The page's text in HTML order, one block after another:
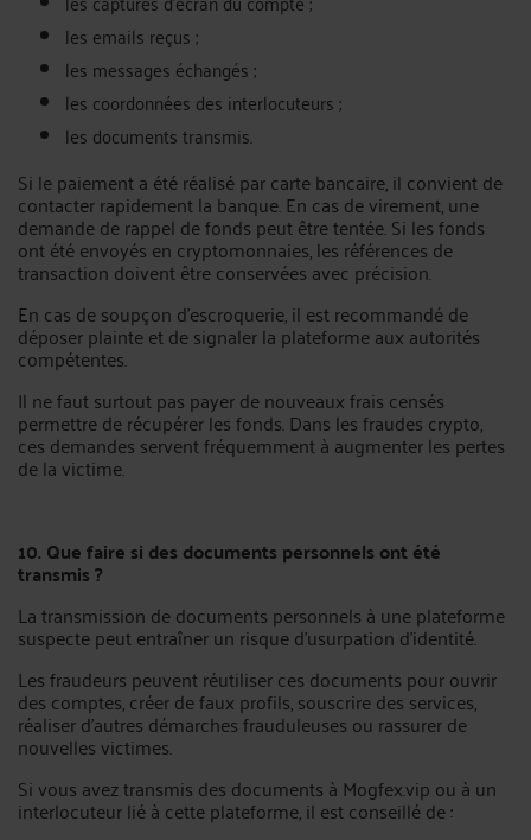
les emails reçus ;
les messages échangés ;
les coordonnées des interlocuteurs ;
les documents transmis.
Si le paiement a été réalisé par carte bancaire, il convient de
contacter rapidement la banque. En cas de virement, une
demande de rappel de fonds peut être tentée. Si les fonds
ont été envoyés en cryptomonnaies, les références de
transaction doivent être conservées avec précision.
En cas de soupçon d’escroquerie, il est recommandé de
déposer plainte et de signaler la plateforme aux autorités
compétentes.
Il ne faut surtout pas payer de nouveaux frais censés
permettre de récupérer les fonds. Dans les fraudes crypto,
ces demandes servent fréquemment à augmenter les pertes
de la victime.
10. Que faire si des documents personnels ont été
transmis ?
La transmission de documents personnels à une plateforme
suspecte peut entraîner un risque d’usurpation d’identité.
Les fraudeurs peuvent réutiliser ces documents pour ouvrir
des comptes, créer de faux profils, souscrire des services,
réaliser d’autres démarches frauduleuses ou rassurer de
nouvelles victimes.
Si vous avez transmis des documents à Mogfex.vip ou à un
interlocuteur lié à cette plateforme, il est conseillé de :